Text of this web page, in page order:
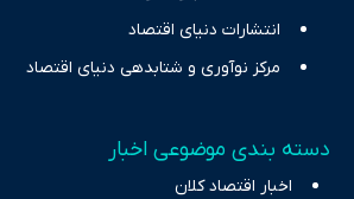
انتشارات دنیای اقتصاد
مرکز نوآوری و شتابدهی دنیای اقتصاد
دسته بندی موضوعی اخبار
اخبار اقتصاد کلان